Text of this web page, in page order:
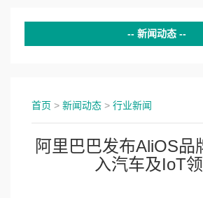
新闻动态
行业新闻
首页 > 新闻动态 > 行业新闻
阿里巴巴发布AliOS品
入汽车及IoT